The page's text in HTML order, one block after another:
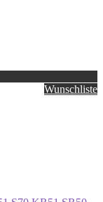
Wunschliste